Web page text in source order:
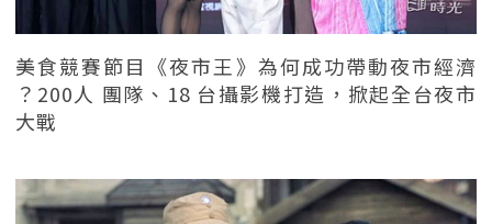
美食競賽節目《夜市王》為何成功帶動夜市經濟
？200人 團隊、18 台攝影機打造，掀起全台夜市
大戰